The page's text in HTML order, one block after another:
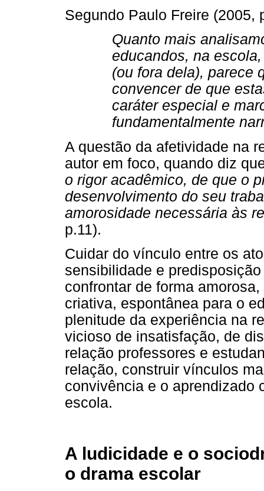
Segundo Paulo Freire (2005,
Quanto mais
educandos, na
(ou fora dela), parece
convencer de que
caráter especial e
fundamentalmente
A questão da afetividade na
autor em foco, quando diz
o rigor acadêmico, de que o
desenvolvimento do seu
amorosidade necessária às
p.11).
Cuidar do vínculo entre os
sensibilidade e
confrontar de forma
criativa, espontânea para o
plenitude da experiência na
vicioso de insatisfação, de
relação professores e
relação, construir vínculos
convivência e o aprendizado
escola.
A ludicidade e o
o drama escolar